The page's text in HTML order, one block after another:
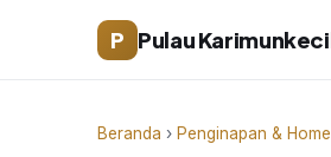
P Pulau
Beranda › Penginapan &